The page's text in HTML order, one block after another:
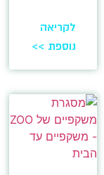
לקריאה
נוספת >>